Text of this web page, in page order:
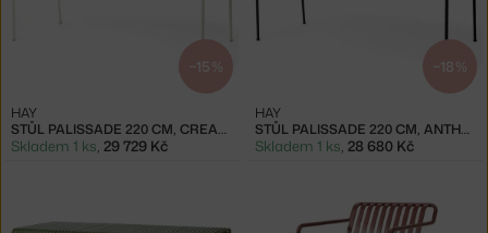
−15 %
STŮL PALISSADE 220 CM, CREAM WHITE
HAY
Skladem 1 ks, 29 729 Kč
−18 %
STŮL PALISSADE 220 CM, ANTHRACITE
HAY
Skladem 1 ks, 28 680 Kč